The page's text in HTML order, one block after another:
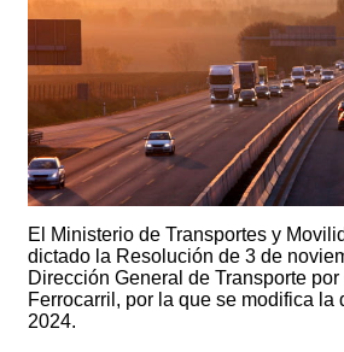
El Ministerio de Transportes y
dictado la Resolución de 3 de
Dirección General de Transporte
Ferrocarril, por la que se modifica la
2024.